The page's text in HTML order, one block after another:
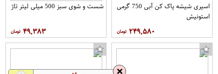
اسپری شیشه پاک کن آبی 750 گرمی
استونیش
۲۴۹,۵۸۰
شست و شوی سبز 500 میلی لیتر تاژ
۴۹,۳۸۳